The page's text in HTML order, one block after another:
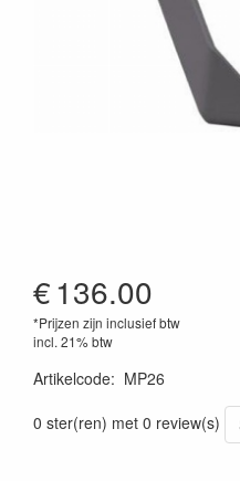
€136.00
*Prijzen zijn inclusief btw
incl. 21% btw
Artikelcode: MP26
0 ster(ren) met 0 review(s)